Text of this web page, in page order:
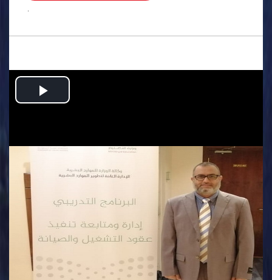
.
Play